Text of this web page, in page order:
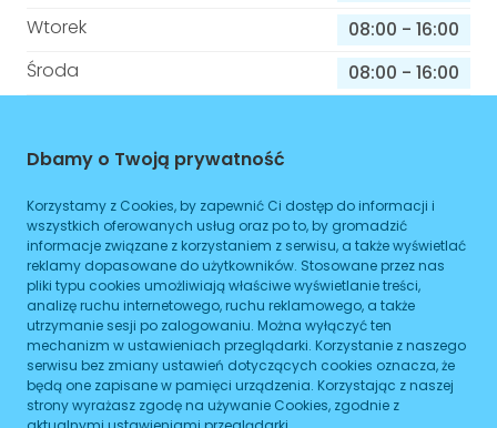
Wtorek
08:00 - 16:00
Środa
08:00 - 16:00
Piątek
Sobota
08:00 -16:00
Niedziela
08:00-16:00
Informacje o sprawach jakie załatwisz w
tym budynku
Brak podanych spraw
Dbamy o Twoją prywatność
Korzystamy z Cookies, by zapewnić Ci dostęp do informacji i
wszystkich oferowanych usług oraz po to, by gromadzić
informacje związane z korzystaniem z serwisu, a także wyświetlać
reklamy dopasowane do użytkowników. Stosowane przez nas
pliki typu cookies umożliwiają właściwe wyświetlanie treści,
analizę ruchu internetowego, ruchu reklamowego, a także
utrzymanie sesji po zalogowaniu. Można wyłączyć ten
mechanizm w ustawieniach przeglądarki. Korzystanie z naszego
serwisu bez zmiany ustawień dotyczących cookies oznacza, że
będą one zapisane w pamięci urządzenia. Korzystając z naszej
strony wyrażasz zgodę na używanie Cookies, zgodnie z